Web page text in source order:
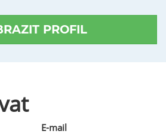
PROFIL
E-mail